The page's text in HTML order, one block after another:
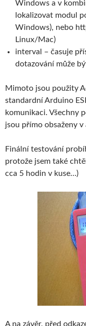
Windows a v
lokalizovat modul
Windows), nebo
Linux/Mac)
interval – časuje
dotazování může
Mimoto jsou použity
standardní Arduino
komunikaci. Všechny
jsou přímo obsaženy
Finální testování
protože jsem také
cca 5 hodin v kuse…)
A na závěr, před